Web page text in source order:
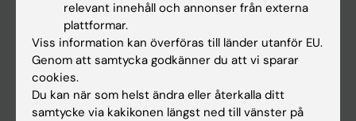
Kalender
Student
Ladok
Canvas
relevant innehåll och annonser från externa
plattformar.
Viss information kan överföras till länder utanför EU.
Genom att samtycka godkänner du att vi sparar
cookies.
Du kan när som helst ändra eller återkalla ditt
samtycke via kakikonen längst ned till vänster på